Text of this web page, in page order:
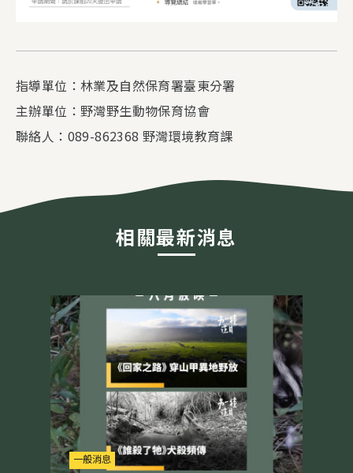
指導單位：林業及自然保育署臺東分署
主辦單位：野灣野生動物保育協會
聯絡人：089-862368 野灣環境教育課
相關最新消息
一般消息